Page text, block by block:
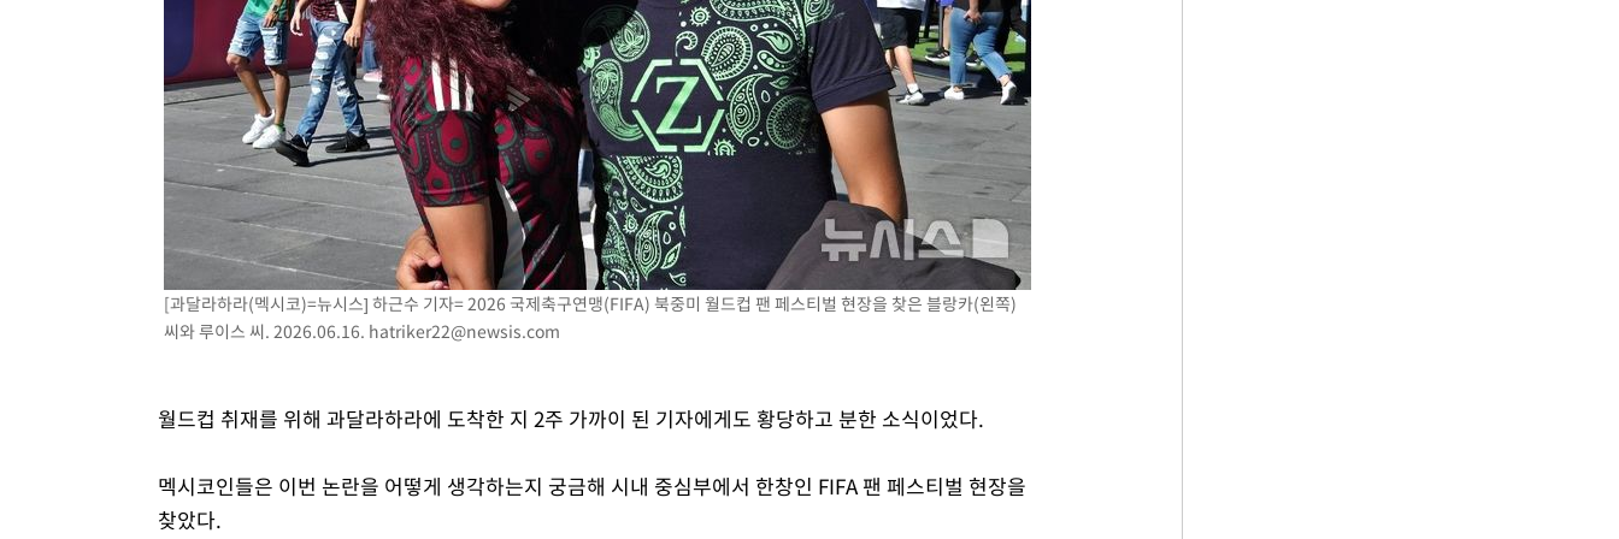
[과달라하라(멕시코)=뉴시스] 하근수 기자= 2026 국제축구연맹(FIFA) 북중미 월드컵 팬 페스티벌 현장을 찾은 블랑카(왼쪽)
씨와 루이스 씨. 2026.06.16. hatriker22@newsis.com
월드컵 취재를 위해 과달라하라에 도착한 지 2주 가까이 된 기자에게도 황당하고 분한 소식이었다.
멕시코인들은 이번 논란을 어떻게 생각하는지 궁금해 시내 중심부에서 한창인 FIFA 팬 페스티벌 현장을
찾았다.